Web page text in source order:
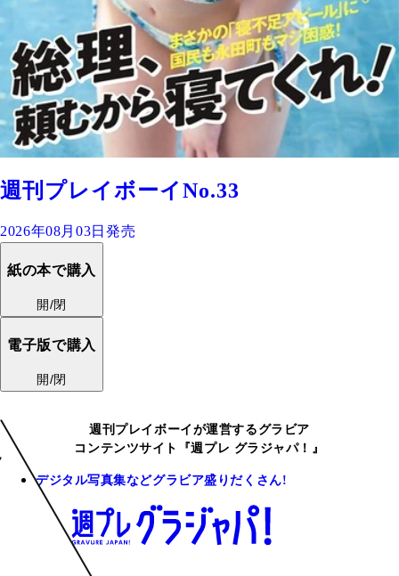
週刊プレイボーイNo.33
2026年08月03日発売
紙の本で購入
開/閉
電子版で購入
開/閉
週刊プレイボーイが運営するグラビア
コンテンツサイト『週プレ グラジャパ！』
デジタル写真集などグラビア盛りだくさん!